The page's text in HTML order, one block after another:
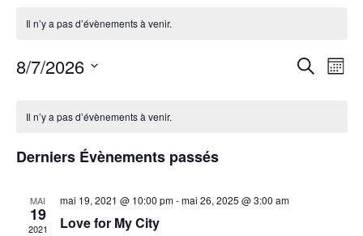
Il n’y a pas d’évènements à venir.
Recherche
de
Mois
8/7/2026
date.
de
Évènements
Il n’y a pas d’évènements à venir.
Derniers Évènements passés
MAI
19
2021
mai 19, 2021 @ 10:00 pm-mai 26, 2025 @ 3:00 am
Love for My City